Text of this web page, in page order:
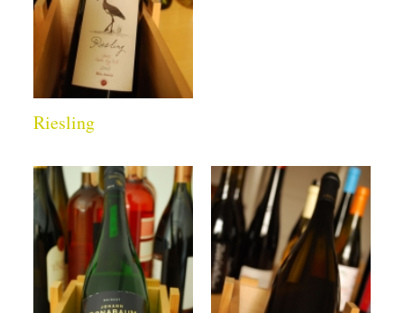
Riesling